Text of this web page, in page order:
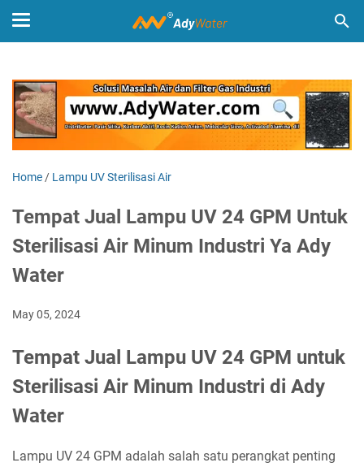
Home / Lampu UV Sterilisasi Air
Tempat Jual Lampu UV 24 GPM Untuk
Sterilisasi Air Minum Industri Ya Ady
Water
May 05, 2024
Tempat Jual Lampu UV 24 GPM untuk
Sterilisasi Air Minum Industri di Ady
Water
Lampu UV 24 GPM adalah salah satu perangkat penting